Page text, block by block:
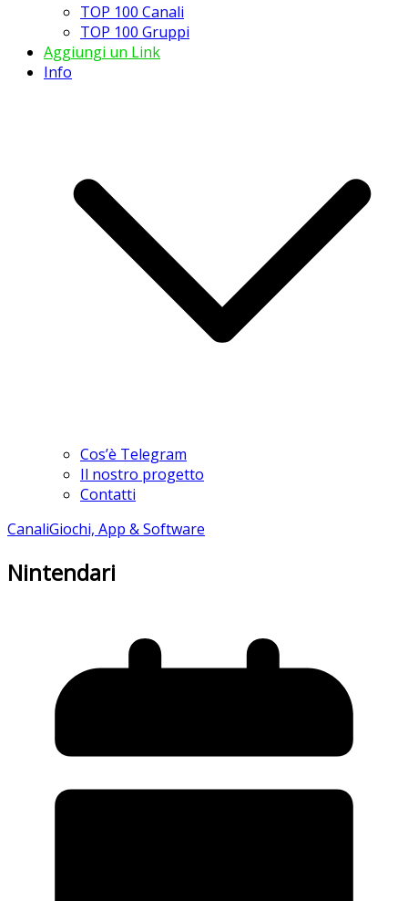
TOP 100 Canali
TOP 100 Gruppi
Aggiungi un Link
Info
Cos’è Telegram
Il nostro progetto
Contatti
CanaliGiochi, App & Software
Nintendari